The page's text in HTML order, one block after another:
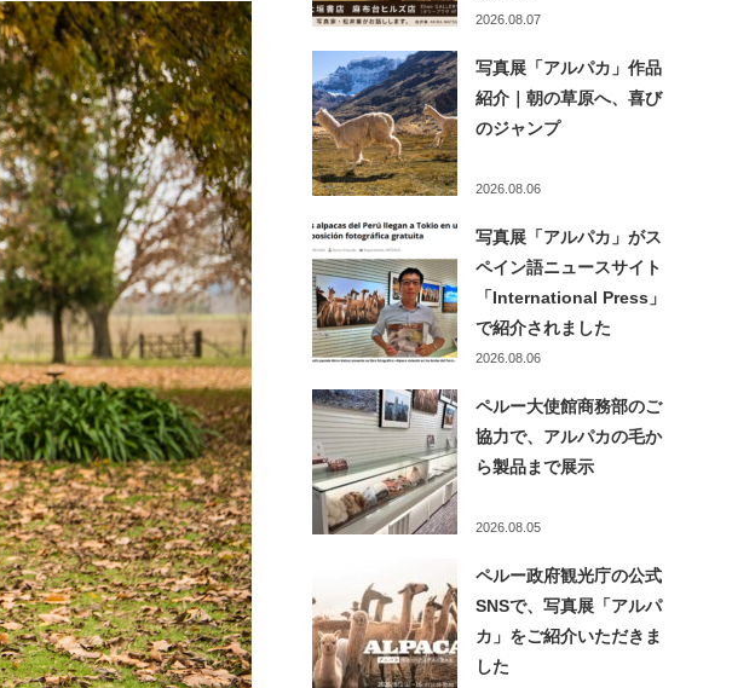
2026.08.07
写真展「アルパカ」作品
紹介｜朝の草原へ、喜び
のジャンプ
2026.08.06
写真展「アルパカ」がス
ペイン語ニュースサイト
「International Press」
で紹介されました
2026.08.06
ペルー大使館商務部のご
協力で、アルパカの毛か
ら製品まで展示
2026.08.05
ペルー政府観光庁の公式
SNSで、写真展「アルパ
カ」をご紹介いただきま
した